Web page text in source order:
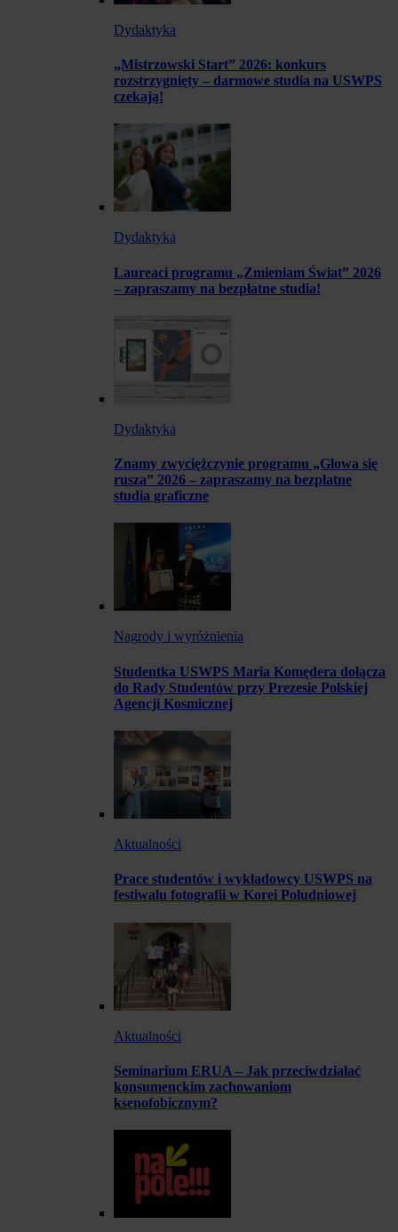
Dydaktyka
„Mistrzowski Start” 2026: konkurs
rozstrzygnięty – darmowe studia na USWPS
czekają!
Dydaktyka
Laureaci programu „Zmieniam Świat” 2026
– zapraszamy na bezpłatne studia!
Dydaktyka
Znamy zwyciężczynie programu „Głowa się
rusza” 2026 – zapraszamy na bezpłatne
studia graficzne
Nagrody i wyróżnienia
Studentka USWPS Maria Komędera dołącza
do Rady Studentów przy Prezesie Polskiej
Agencji Kosmicznej
Aktualności
Prace studentów i wykładowcy USWPS na
festiwalu fotografii w Korei Południowej
Aktualności
Seminarium ERUA – Jak przeciwdziałać
konsumenckim zachowaniom
ksenofobicznym?